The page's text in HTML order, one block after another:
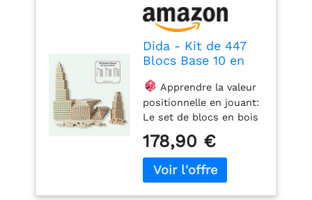
Dida - Kit de 447
Blocs Base 10 en
Didactiques
Montessori pour
l'Apprentissage des
Mathématiques,
Blocs
Arithmétiques
Multibase de
Dienes pour
Apprendre la valeur
positionnelle en jouant:
Le set de blocs en bois
ses 447 pièces réparties
en 17 cubes, 54 plaques,
176 longs et 200 unités,
178,90 €